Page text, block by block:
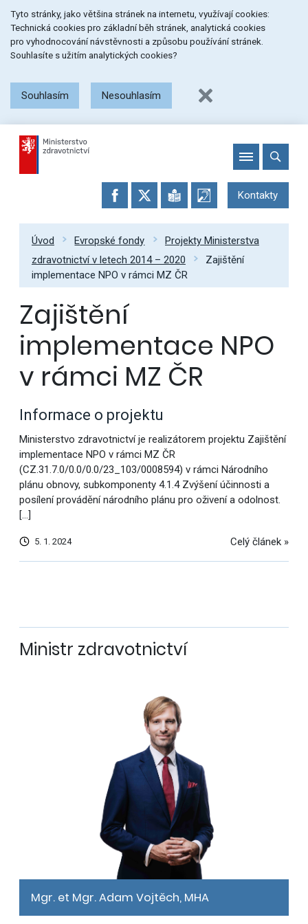
na
menu
na
obsah
na
patičku
stránky
Tyto stránky, jako většina stránek na internetu, využívají cookies:
Technická cookies pro základní běh stránek, analytická cookies
pro vyhodnocování návstěvnosti a způsobu používání stránek.
Souhlasíte s užitím analytických cookies?
Souhlasím Nesouhlasím
Kontakty
Úvod Evropské fondy
Projekty Ministerstva
zdravotnictví v letech 2014 – 2020
Zajištění
implementace NPO v rámci MZ ČR
Zajištění
implementace NPO
v rámci MZ ČR
Informace o projektu
Ministerstvo zdravotnictví je realizátorem projektu Zajištění
implementace NPO v rámci MZ ČR
(CZ.31.7.0/0.0/0.0/23_103/0008594) v rámci Národního
plánu obnovy, subkomponenty 4.1.4 Zvýšení účinnosti a
posílení provádění národního plánu pro oživení a odolnost.
[…]
5. 1. 2024 Celý článek »
Ministr zdravotnictví
Mgr. et Mgr. Adam Vojtěch, MHA